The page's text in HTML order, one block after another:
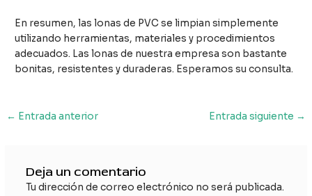
En resumen, las lonas de PVC se limpian simplemente
utilizando herramientas, materiales y procedimientos
adecuados. Las lonas de nuestra empresa son bastante
bonitas, resistentes y duraderas. Esperamos su consulta.
Navegación
← Entrada anterior Entrada siguiente →
Deja un comentario
Tu dirección de correo electrónico no será publicada.